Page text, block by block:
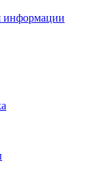
информации